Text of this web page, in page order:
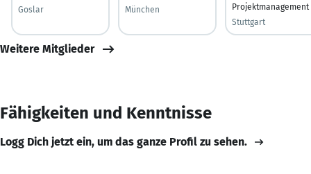
Goslar
München
Projektmanagement
Stuttgart
Weitere Mitglieder
Fähigkeiten und Kenntnisse
Logg Dich jetzt ein, um das ganze Profil zu sehen.